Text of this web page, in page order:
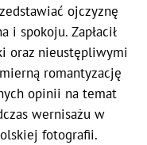
ojczyznę
i spokoju. Zapłacił
oraz nieustępliwymi
romantyzację
opinii na temat
wernisażu w
fotografii.